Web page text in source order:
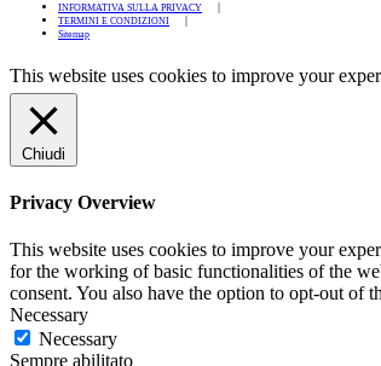
INFORMATIVA SULLA PRIVACY
TERMINI E CONDIZIONI
Sitemap
This website uses cookies to improve your
Chiudi
Privacy Overview
This website uses cookies to improve your
for the working of basic functionalities of the
consent. You also have the option to opt-out of
Necessary
Necessary
Sempre abilitato